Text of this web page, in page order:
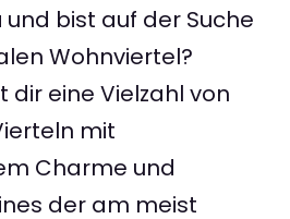
und bist auf der Suche
Wohnviertel?
eine Vielzahl von
mit
Charme und
der am meist